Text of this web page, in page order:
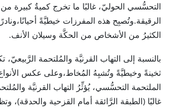
التحسُّسي الحوليّ، غالبًا ما تخرج كميةٌ كبيرة من
الرقيقة.وتُصبِح هذه المفرزات خيطيَّةً
الكثيرُ من الأشخاص من الحكَّة وسيلان الأنف.
بالنسبة إلى التهاب القرنيَّة والمُلتحمة
ثخينةً وخيطيَّةً وتُشبِهُ المُخاط،وعلى عكس
الملتحمة التحسُّسي، يُؤثِّرُ التهاب القرنيَّة
غالبًا (الطبقة الرَّائقة أمام القزحية